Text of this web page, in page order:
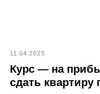
11.04.2025
Курс — на
сдать квартиру